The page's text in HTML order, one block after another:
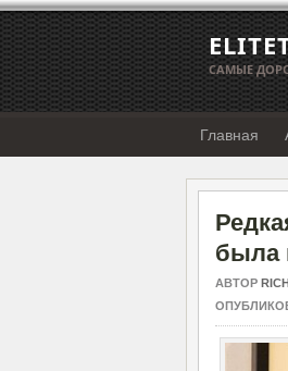
САМЫЕ
Главная
была
АВТОР